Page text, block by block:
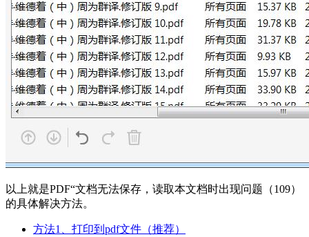
以上就是PDF“文档无法保存，读取本文档时出现问题（109）
的具体解决方法。
方法1、打印到pdf文件（推荐）